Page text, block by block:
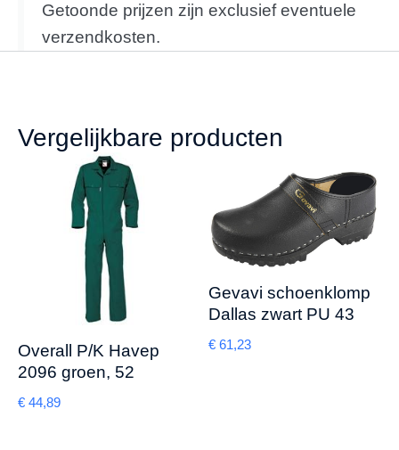
Getoonde prijzen zijn exclusief eventuele
verzendkosten.
Vergelijkbare producten
Overall P/K Havep
2096 groen, 52
€ 44,89
Gevavi schoenklomp
Dallas zwart PU 43
€ 61,23